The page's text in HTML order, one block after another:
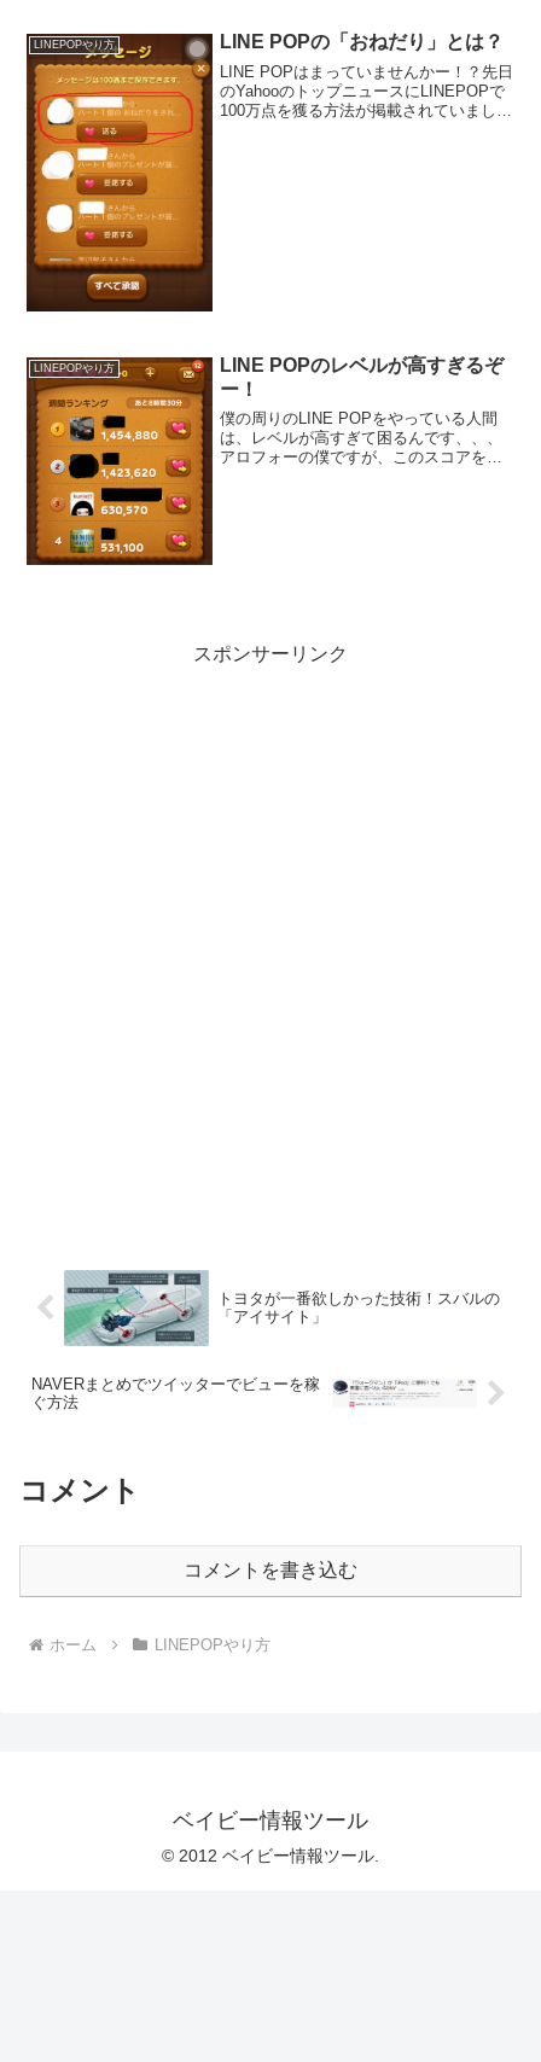
LINEPOPやり方 LINE POPの「おねだり」とは？
LINE POPはまっていませんかー！？先日
のYahooのトップニュースにLINEPOPで
100万点を獲る方法が掲載されていまし
LINEPOPやり方
LINE POPのレベルが高すぎるぞ
ー！
僕の周りのLINE POPをやっている人間
は、レベルが高すぎて困るんです、、、
アロフォーの僕ですが、このスコアを見
スポンサーリンク
トヨタが一番欲しかった技術！スバルの
「アイサイト」
NAVERまとめでツイッターでビューを稼
ぐ方法
コメント
コメントを書き込む
ホーム LINEPOPやり方
ベイビー情報ツール
© 2012 ベイビー情報ツール.